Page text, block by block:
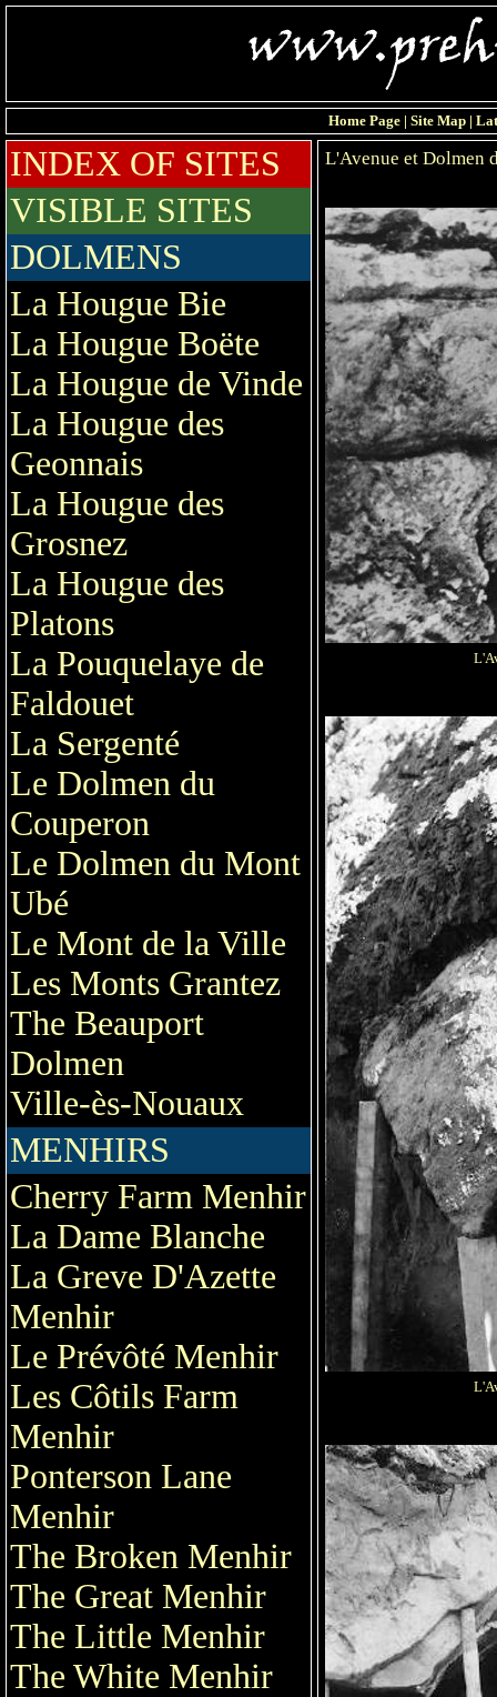
Home Page | Site Map |
INDEX OF SITES
VISIBLE SITES
DOLMENS
La Hougue Bie
La Hougue Boëte
La Hougue de Vinde
La Hougue des
Geonnais
La Hougue des
Grosnez
La Hougue des
Platons
La Pouquelaye de
Faldouet
La Sergenté
Le Dolmen du
Couperon
Le Dolmen du Mont
Ubé
Le Mont de la Ville
Les Monts Grantez
The Beauport
Dolmen
Ville-ès-Nouaux
MENHIRS
Cherry Farm Menhir
La Dame Blanche
La Greve D'Azette
Menhir
Le Prévôté Menhir
Les Côtils Farm
Menhir
Ponterson Lane
Menhir
The Broken Menhir
The Great Menhir
The Little Menhir
The White Menhir
L'Avenue et Dolmen